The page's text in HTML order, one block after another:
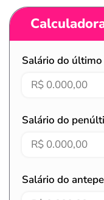
Salário do último
Salário do
Salário do